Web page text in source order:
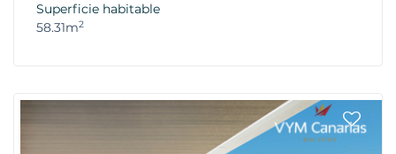
Superficie habitable
58.31m2